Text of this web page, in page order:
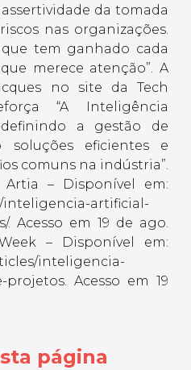
da tomada
nas organizações.
tem ganhado cada
merece atenção”. A
no site da Tech
“A Inteligência
a gestão de
soluções eficientes e
comuns na indústria”.
Artia – Disponível em:
artificial-
. Acesso em 19 de ago.
– Disponível em:
inteligencia-
projetos. Acesso em 19
página